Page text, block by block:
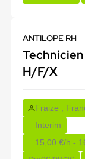
ANTILOPE RH
H/F/X
Fraize ,
Interim
15,00 €/h -